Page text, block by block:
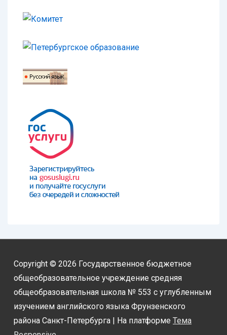
Copyright © 2026 Государственное бюджетное
общеобразовательное учреждение средняя
общеобразовательная школа № 553 с углубленным
изучением английского языка Фрунзенского
района Санкт-Петербурга | На платформе Тема